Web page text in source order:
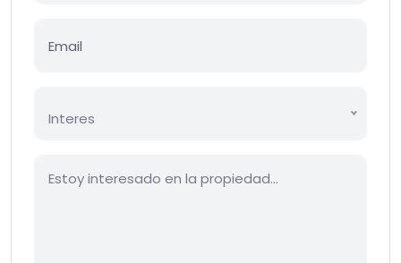
Interes